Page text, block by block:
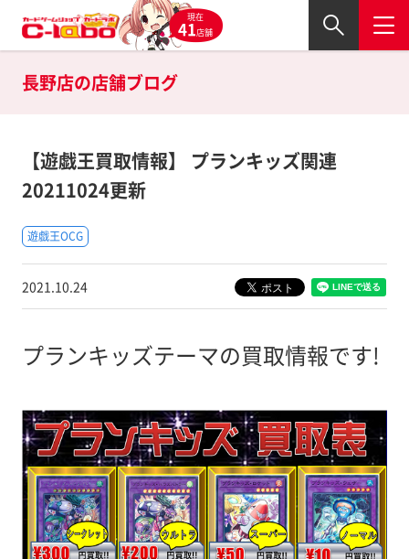
現在
41店舗
長野店の店舗ブログ
【遊戯王買取情報】 プランキッズ関連
20211024更新
遊戯王OCG
2021.10.24
プランキッズテーマの買取情報です!